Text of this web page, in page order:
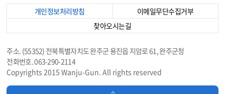
개인정보처리방침
이메일무단수집거부
찾아오시는길
주소. (55352) 전북특별자치도 완주군 용진읍 지암로 61, 완주군청
전화번호. 063-290-2114
Copyrights 2015 Wanju-Gun. All rights reserved